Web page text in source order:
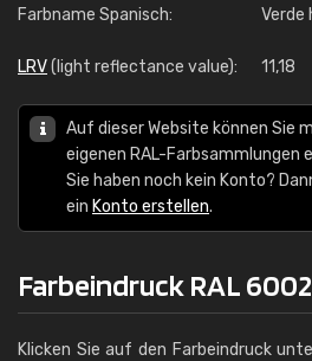
Farbname Spanisch:
Verde
LRV(light reflectance value): 11,18
Auf dieser Website können Sie
eigenen RAL-Farbsammlungen
Sie haben noch kein Konto?
ein Konto erstellen.
Farbeindruck RAL
Klicken Sie auf den Farbeindruck